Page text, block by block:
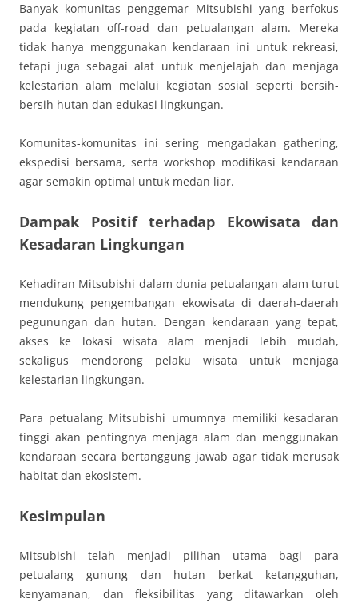
Banyak komunitas penggemar Mitsubishi yang berfokus
pada kegiatan off-road dan petualangan alam. Mereka
tidak hanya menggunakan kendaraan ini untuk rekreasi,
tetapi juga sebagai alat untuk menjelajah dan menjaga
kelestarian alam melalui kegiatan sosial seperti bersih-
bersih hutan dan edukasi lingkungan.
Komunitas-komunitas ini sering mengadakan gathering,
ekspedisi bersama, serta workshop modifikasi kendaraan
agar semakin optimal untuk medan liar.
Dampak Positif terhadap Ekowisata dan
Kesadaran Lingkungan
Kehadiran Mitsubishi dalam dunia petualangan alam turut
mendukung pengembangan ekowisata di daerah-daerah
pegunungan dan hutan. Dengan kendaraan yang tepat,
akses ke lokasi wisata alam menjadi lebih mudah,
sekaligus mendorong pelaku wisata untuk menjaga
kelestarian lingkungan.
Para petualang Mitsubishi umumnya memiliki kesadaran
tinggi akan pentingnya menjaga alam dan menggunakan
kendaraan secara bertanggung jawab agar tidak merusak
habitat dan ekosistem.
Kesimpulan
Mitsubishi telah menjadi pilihan utama bagi para
petualang gunung dan hutan berkat ketangguhan,
kenyamanan, dan fleksibilitas yang ditawarkan oleh